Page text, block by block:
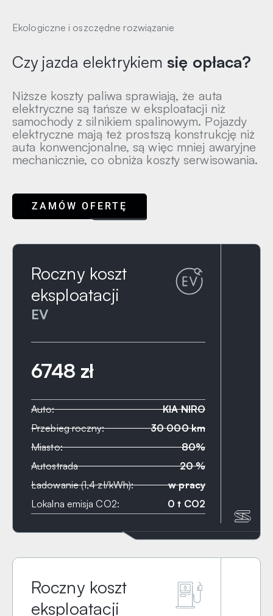
Ekologiczne i oszczędne rozwiązanie
Czy jazda elektrykiem się opłaca?
Niższe koszty paliwa sprawiają, że auta
elektryczne są tańsze w eksploatacji niż
samochody z silnikiem spalinowym. Pojazdy
elektryczne mają też prostszą konstrukcję niż
auta konwencjonalne, są więc mniej awaryjne
mechanicznie, co obniża koszty serwisowania.
ZAMÓW OFERTĘ
Roczny koszt
eksploatacji
EV
6748 zł
Auto:
KIA NIRO
Przebieg roczny:
30 000 km
Miasto:
80%
Autostrada
20 %
Ładowanie (1,4 zł/kWh):
w pracy
Lokalna emisja CO2:
0 t CO2
Roczny koszt
eksploatacji